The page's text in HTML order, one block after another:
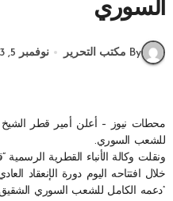
السوري
By مكتب التحرير نوفمبر 5, 2013
محطات نيوز – أعلن أمير قطر الشيخ تميم بن حمد آل ثاني عن دعمه الكامل
للشعب السوري.
ونقلت وكالة الأنباء القطرية الرسمية
“دعمه الكامل للشعب السوري